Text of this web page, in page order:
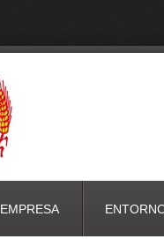
EMPRESA